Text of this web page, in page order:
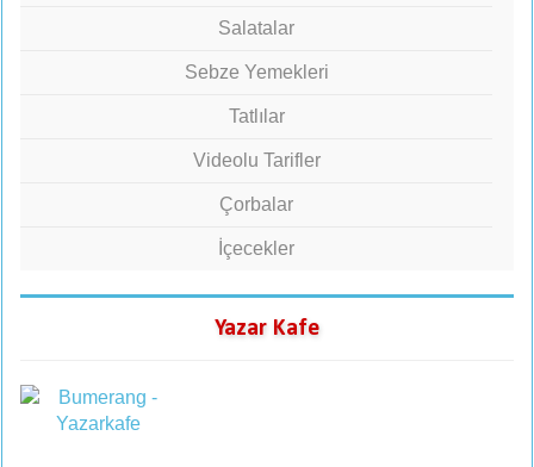
Salatalar
Sebze Yemekleri
Tatlılar
Videolu Tarifler
Çorbalar
İçecekler
Yazar Kafe